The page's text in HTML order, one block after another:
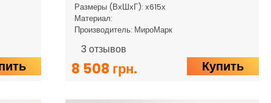
Размеры (ВхШхГ): х615х
Материал:
Производитель: МироМарк
3 отзывов
8 508 грн. Купить